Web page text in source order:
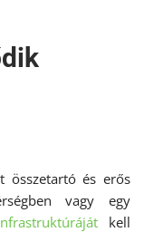
összetartó és erős
vagy egy
kell